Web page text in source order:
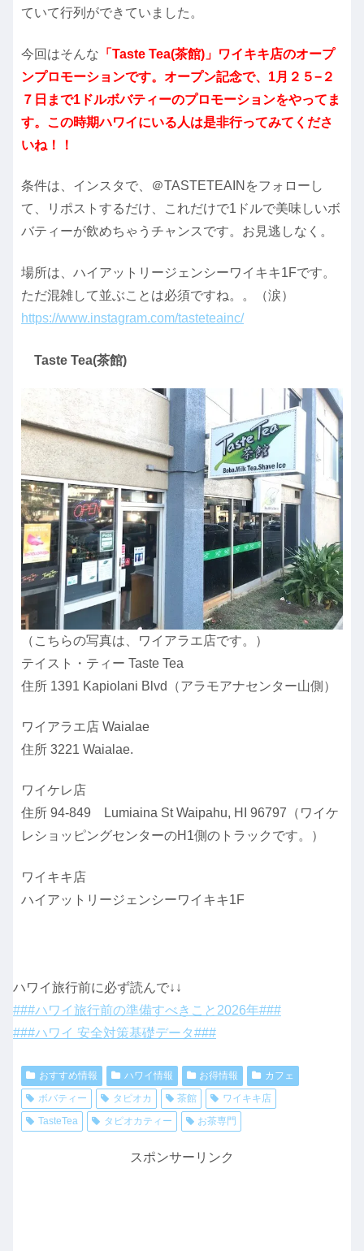
ていて行列ができていました。
今回はそんな 「Taste Tea(茶館)」ワイキキ店のオープ
ンプロモーションです。オープン記念で、1月２５−２
７日まで1ドルボバティーのプロモーションをやってま
す。この時期ハワイにいる人は是非行ってみてくださ
いね！！
条件は、インスタで、＠TASTETEAINをフォローし
て、リポストするだけ、これだけで1ドルで美味しいボ
バティーが飲めちゃうチャンスです。お見逃しなく。
場所は、ハイアットリージェンシーワイキキ1Fです。
ただ混雑して並ぶことは必須ですね。。（涙）
https://www.instagram.com/tasteteainc/
Taste Tea(茶館)
（こちらの写真は、ワイアラエ店です。）
テイスト・ティー Taste Tea
住所 1391 Kapiolani Blvd（アラモアナセンター山側）
ワイアラエ店 Waialae
住所 3221 Waialae.
ワイケレ店
住所 94‐849 Lumiaina St Waipahu, HI 96797（ワイケ
レショッピングセンターのH1側のトラックです。）
ワイキキ店
ハイアットリージェンシーワイキキ1F
ハワイ旅行前に必ず読んで↓↓
###ハワイ旅行前の準備すべきこと2026年###
###ハワイ 安全対策基礎データ###
おすすめ情報 ハワイ情報 お得情報
カフェ
ボバティー
タピオカ 茶館
ワイキキ店
TasteTea
タピオカティー お茶専門
スポンサーリンク